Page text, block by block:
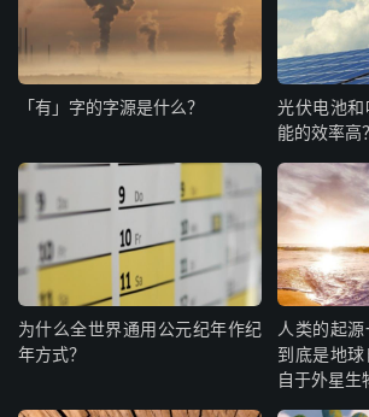
「有」字的字源是什么？
光伏电池
能的效率高？
为什么全世界通用公元纪年作纪
年方式？
人类的起
到底是地
自于外星生